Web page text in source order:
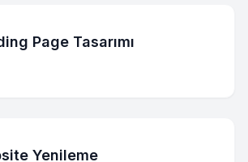
Page Tasarımı
Yenileme